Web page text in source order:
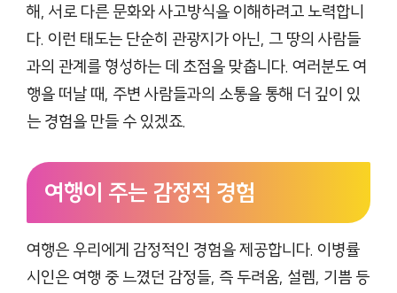
해, 서로 다른 문화와 사고방식을 이해하려고 노력합니
다. 이런 태도는 단순히 관광지가 아닌, 그 땅의 사람들
과의 관계를 형성하는 데 초점을 맞춥니다. 여러분도 여
행을 떠날 때, 주변 사람들과의 소통을 통해 더 깊이 있
는 경험을 만들 수 있겠죠.
여행이 주는 감정적 경험
여행은 우리에게 감정적인 경험을 제공합니다. 이병률
시인은 여행 중 느꼈던 감정들, 즉 두려움, 설렘, 기쁨 등